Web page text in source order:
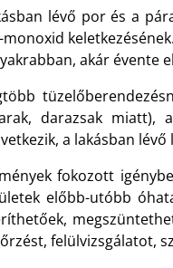
lévő por és a
monoxid
akár évente
darazsak miatt),
a lakásban
fokozott
előbb-utóbb
felülvizsgálatot,